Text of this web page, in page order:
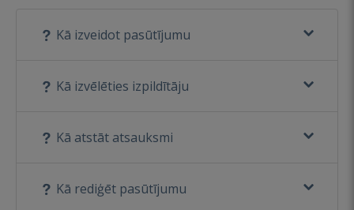
Kā izveidot pasūtījumu
Kā izvēlēties izpildītāju
Kā atstāt atsauksmi
Kā rediģēt pasūtījumu